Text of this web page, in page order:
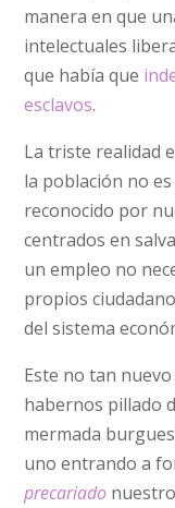
manera en que
intelectuales
que había que
esclavos.
La triste realidad
la población no
reconocido por
centrados en
un empleo no
propios
del sistema
Este no tan
habernos pillado
mermada
uno entrando a
precariado